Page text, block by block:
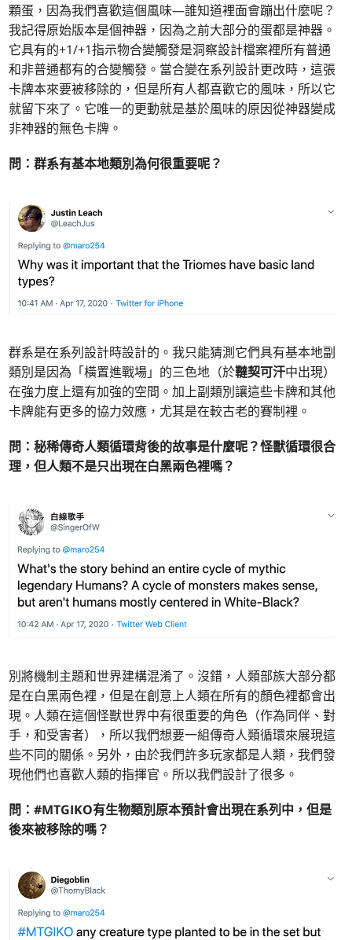
顆蛋，因為我們喜歡這個風味—誰知道裡面會蹦出什麼呢？
我記得原始版本是個神器，因為之前大部分的蛋都是神器。
它具有的+1/+1指示物合變觸發是洞察設計檔案裡所有普通
和非普通都有的合變觸發。當合變在系列設計更改時，這張
卡牌本來要被移除的，但是所有人都喜歡它的風味，所以它
就留下來了。它唯一的更動就是基於風味的原因從神器變成
非神器的無色卡牌。
問：群系有基本地類別為何很重要呢？
群系是在系列設計時設計的。我只能猜測它們具有基本地副
類別是因為「橫置進戰場」的三色地（於韃契可汗中出現）
在強力度上還有加強的空間。加上副類別讓這些卡牌和其他
卡牌能有更多的協力效應，尤其是在較古老的賽制裡。
問：秘稀傳奇人類循環背後的故事是什麼呢？怪獸循環很合
理，但人類不是只出現在白黑兩色裡嗎？
別將機制主題和世界建構混淆了。沒錯，人類部族大部分都
是在白黑兩色裡，但是在創意上人類在所有的顏色裡都會出
現。人類在這個怪獸世界中有很重要的角色（作為同伴、對
手，和受害者），所以我們想要一組傳奇人類循環來展現這
些不同的關係。另外，由於我們許多玩家都是人類，我們發
現他們也喜歡人類的指揮官。所以我們設計了很多。
問：#MTGIKO有生物類別原本預計會出現在系列中，但是
後來被移除的嗎？